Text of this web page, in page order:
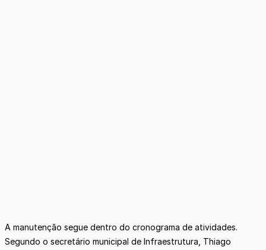
A manutenção segue dentro do cronograma de atividades.
Segundo o secretário municipal de Infraestrutura, Thiago